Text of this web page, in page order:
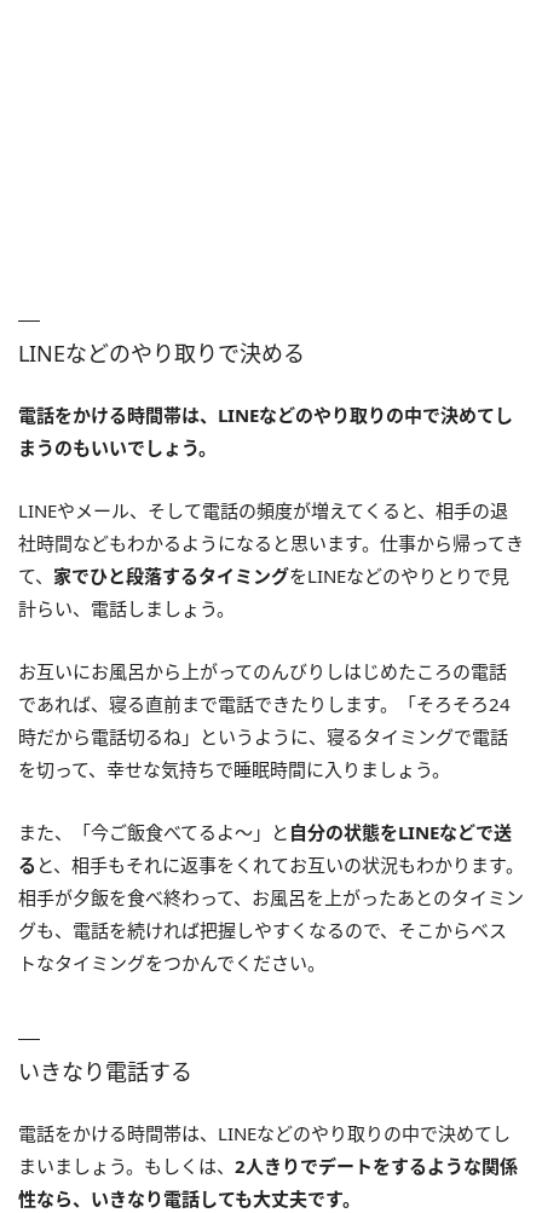
LINEなどのやり取りで決める
電話をかける時間帯は、LINEなどのやり取りの中で決めてし
まうのもいいでしょう。
LINEやメール、そして電話の頻度が増えてくると、相手の退
社時間などもわかるようになると思います。仕事から帰ってき
て、 家でひと段落するタイミングをLINEなどのやりとりで見
計らい、電話しましょう。
お互いにお風呂から上がってのんびりしはじめたころの電話
であれば、寝る直前まで電話できたりします。「そろそろ24
時だから電話切るね」というように、寝るタイミングで電話
を切って、幸せな気持ちで睡眠時間に入りましょう。
また、「今ご飯食べてるよ〜」と 自分の状態をLINEなどで送
る と、相手もそれに返事をくれてお互いの状況もわかります。
相手が夕飯を食べ終わって、お風呂を上がったあとのタイミン
グも、電話を続ければ把握しやすくなるので、そこからベス
トなタイミングをつかんでください。
いきなり電話する
電話をかける時間帯は、LINEなどのやり取りの中で決めてし
まいましょう。もしくは、 2人きりでデートをするような関係
性なら、いきなり電話しても大丈夫です。